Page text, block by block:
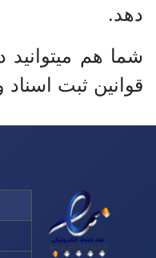
دهد.
شما هم
قوانین ثبت